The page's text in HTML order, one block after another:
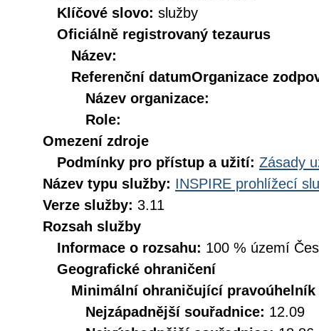
Klíčové slovo: služby
Oficiálně registrovaný tezaurus
Název:
Referenční datumOrganizace
Název organizace:
Role:
Omezení zdroje
Podmínky pro přístup a užití: Zásady
Název typu služby: INSPIRE prohlížecí
Verze služby: 3.11
Rozsah služby
Informace o rozsahu: 100 % území
Geografické ohraničení
Minimální ohraničující pravoúhelník
Nejzápadnější souřadnice: 12.09